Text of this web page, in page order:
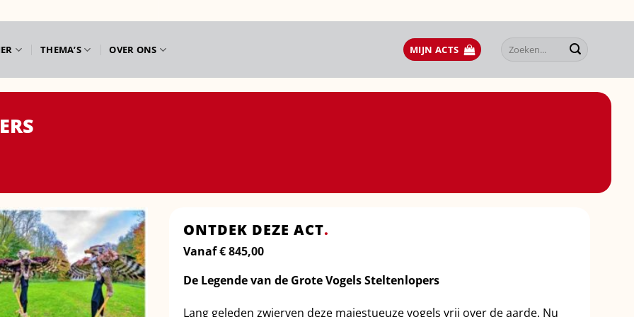
THEMA’S OVER ONS MIJN ACTS
Zoeken
naar:
ONTDEK DEZE ACT.
Vanaf€845,00
De Legende van de Grote Vogels Steltenlopers
Lang geleden zwierven deze majestueuze vogels vrij over de aarde. Nu